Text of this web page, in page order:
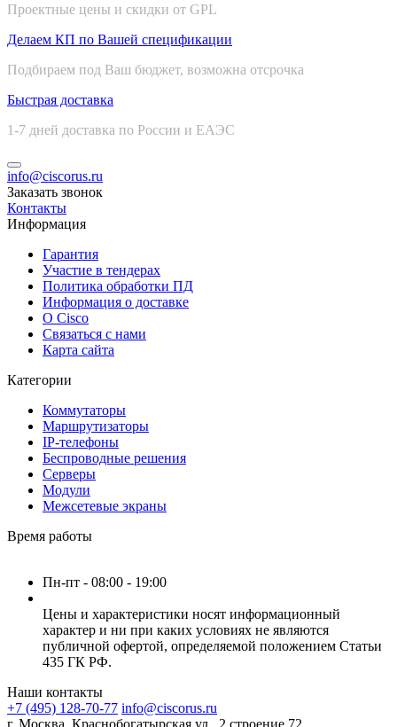
Проектные цены и скидки от GPL
Делаем КП по Вашей спецификации
Подбираем под Ваш бюджет, возможна отсрочка
Быстрая доставка
1-7 дней доставка по России и ЕАЭС
info@ciscorus.ru
Заказать звонок
Контакты
Информация
Гарантия
Участие в тендерах
Политика обработки ПД
Информация о доставке
О Cisco
Связаться с нами
Карта сайта
Категории
Коммутаторы
Маршрутизаторы
IP-телефоны
Беспроводные решения
Серверы
Модули
Межсетевые экраны
Время работы
Пн-пт - 08:00 - 19:00
Цены и характеристики носят информационный
характер и ни при каких условиях не являются
публичной офертой, определяемой положением Статьи
435 ГК РФ.
Наши контакты
+7 (495) 128-70-77 info@ciscorus.ru
г. Москва, Краснобогатырская ул., 2 строение 72